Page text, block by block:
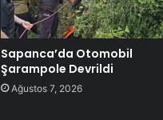
Sapanca’da Otomobil
Şarampole Devrildi
Ağustos 7, 2026